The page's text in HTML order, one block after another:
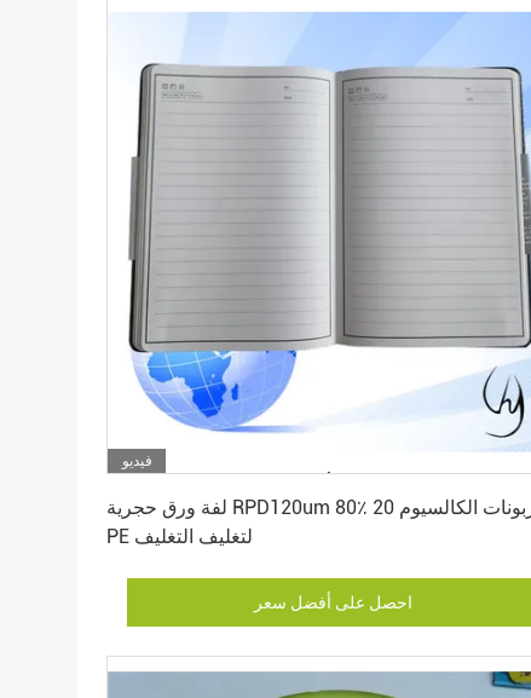
فيديو
لفة ورق حجرية RPD120um 80٪ كربونات الكالسيوم 20٪
PE لتغليف التغليف
احصل على أفضل سعر